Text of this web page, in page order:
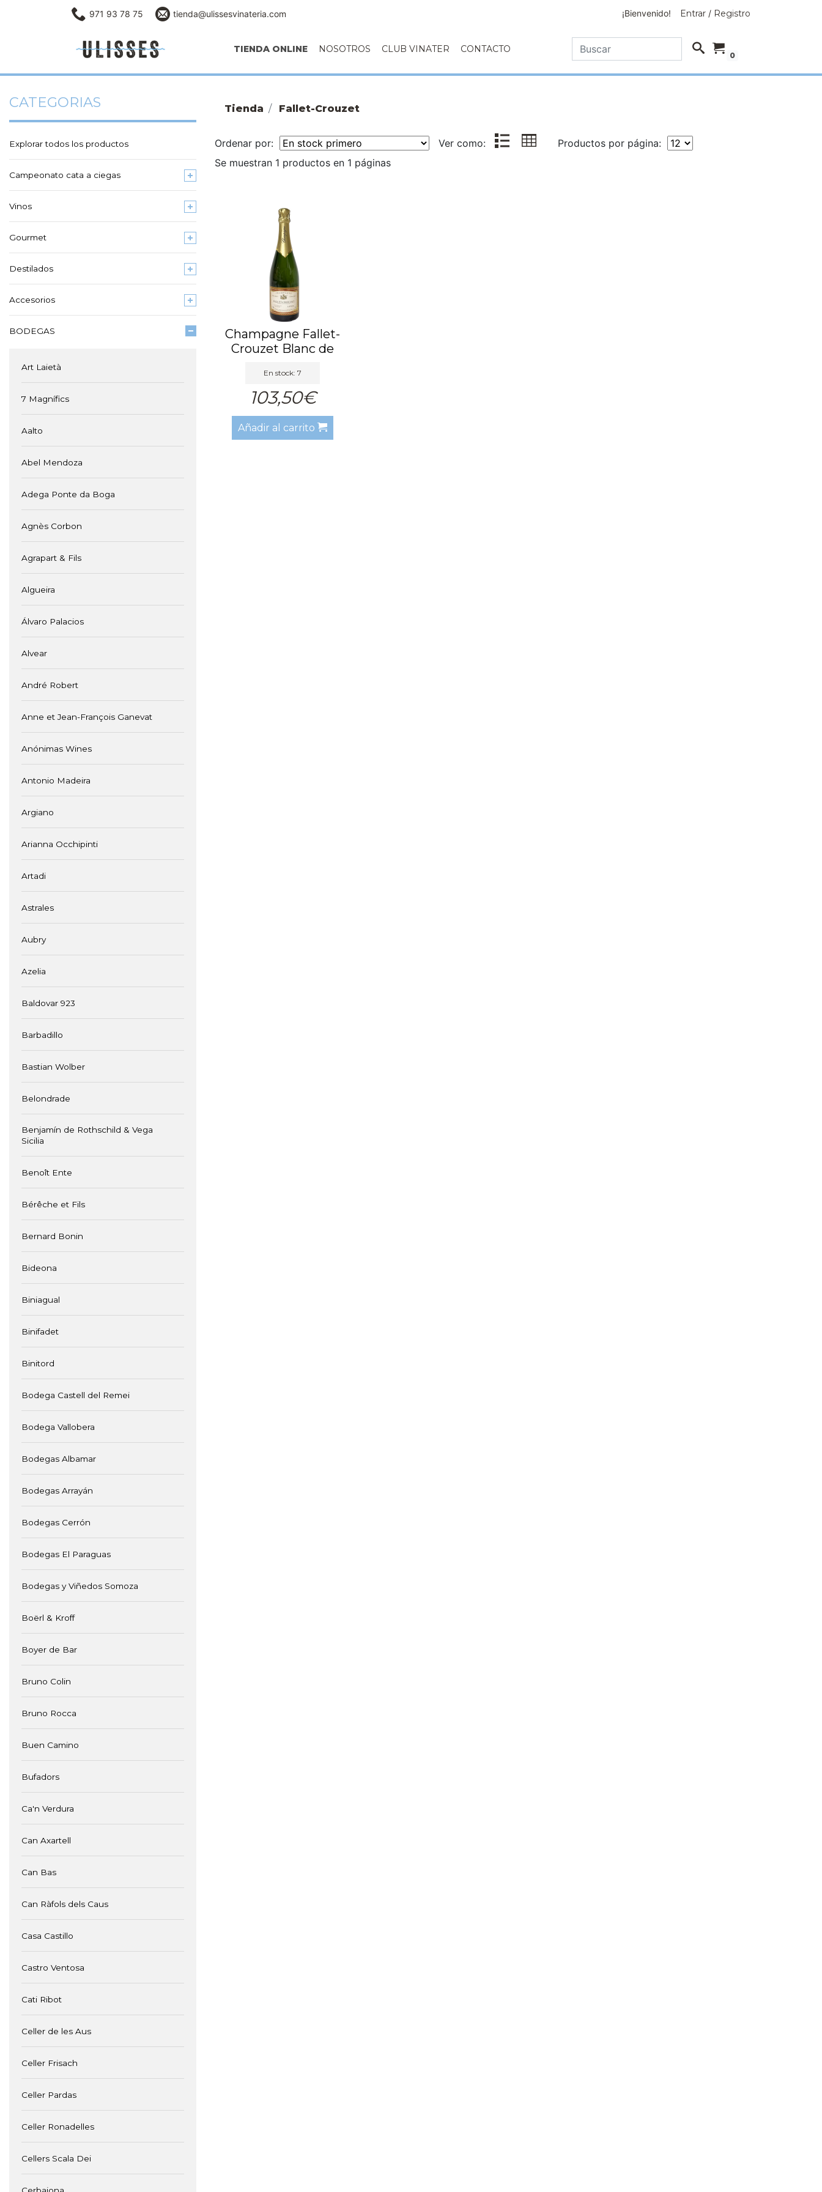
971 93 78 75 tienda@ulissesvinateria.com ¡Bienvenido! Entrar / Registro
TIENDA ONLINE NOSOTROS CLUB VINATER CONTACTO
0
CATEGORIAS
Explorar todos los productos
Campeonato cata a ciegas
Vinos
Gourmet
Destilados
Accesorios
BODEGAS
Art Laietà
7 Magnífics
Aalto
Abel Mendoza
Adega Ponte da Boga
Agnès Corbon
Agrapart & Fils
Algueira
Álvaro Palacios
Alvear
André Robert
Anne et Jean-François Ganevat
Anónimas Wines
Antonio Madeira
Argiano
Arianna Occhipinti
Artadi
Astrales
Aubry
Azelia
Baldovar 923
Barbadillo
Bastian Wolber
Belondrade
Benjamín de Rothschild & Vega
Sicilia
Benoît Ente
Bérêche et Fils
Bernard Bonin
Bideona
Biniagual
Binifadet
Binitord
Bodega Castell del Remei
Bodega Vallobera
Bodegas Albamar
Bodegas Arrayán
Bodegas Cerrón
Bodegas El Paraguas
Bodegas y Viñedos Somoza
Boërl & Kroff
Boyer de Bar
Bruno Colin
Bruno Rocca
Buen Camino
Bufadors
Ca'n Verdura
Can Axartell
Can Bas
Can Ràfols dels Caus
Casa Castillo
Castro Ventosa
Cati Ribot
Celler de les Aus
Celler Frisach
Celler Pardas
Celler Ronadelles
Cellers Scala Dei
Tienda Fallet-Crouzet
Ordenar por: Ver como:
Productos por página:
Se muestran 1 productos en 1 páginas
Champagne Fallet-
Crouzet Blanc de
En stock: 7
103,50€
Añadir al carrito